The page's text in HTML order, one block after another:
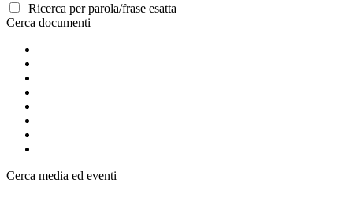
Ricerca per parola/frase esatta
Cerca documenti
Cerca media ed eventi